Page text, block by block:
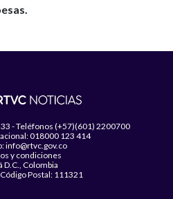
33 - Teléfonos (+57)(601) 2200700
018000 123 414
info@rtvc.gov.co
y condiciones
D.C., Colombia
Postal: 111321